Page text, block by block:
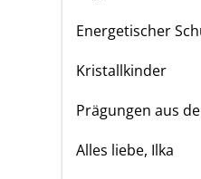
Energetischer
Kristallkinder
Prägungen aus
Alles liebe, Ilka